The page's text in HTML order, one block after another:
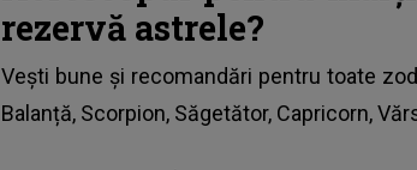
rezervă astrele?
Vești bune și recomandări pentru toate
Balanță, Scorpion, Săgetător, Capricorn,